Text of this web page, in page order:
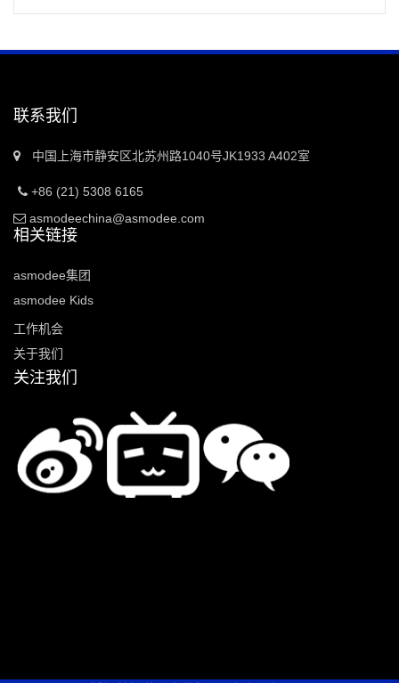
联系我们
中国上海市静安区北苏州路1040号JK1933 A402室
+86 (21) 5308 6165
asmodeechina@asmodee.com
相关链接
asmodee集团
asmodee Kids
工作机会
关于我们
关注我们